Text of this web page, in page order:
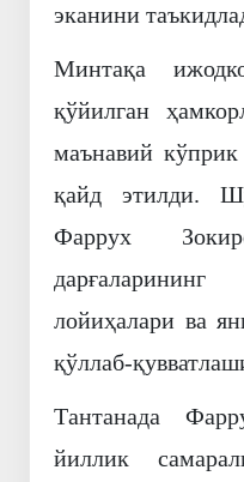
эканини
Минтақа
қўйилган
маънавий кўприк
қайд этилди.
Фаррух
лойиҳалари ва
қўллаб-
Тантанада
йиллик